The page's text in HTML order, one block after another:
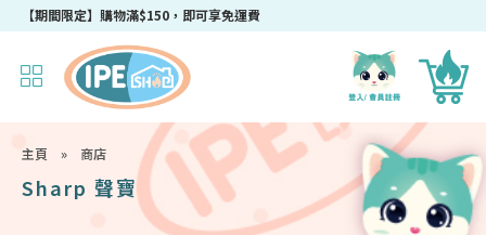
【期間限定】購物滿$150，即可享免運費
主頁 » 商店
Sharp 聲寶